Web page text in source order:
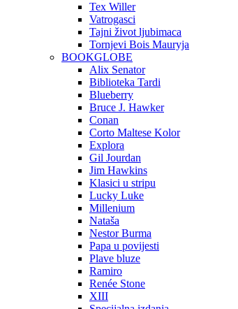
Tex Willer
Vatrogasci
Tajni život ljubimaca
Tornjevi Bois Mauryja
BOOKGLOBE
Alix Senator
Biblioteka Tardi
Blueberry
Bruce J. Hawker
Conan
Corto Maltese Kolor
Explora
Gil Jourdan
Jim Hawkins
Klasici u stripu
Lucky Luke
Millenium
Nataša
Nestor Burma
Papa u povijesti
Plave bluze
Ramiro
Renée Stone
XIII